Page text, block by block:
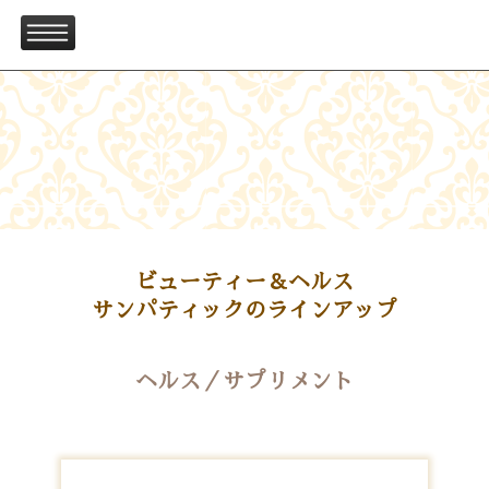
ビューティー＆ヘルス
サンパティックのラインアップ
ヘルス／サプリメント